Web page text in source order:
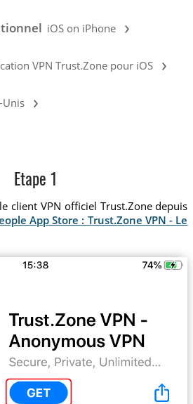
iOS on iPhone ›
VPN Trust.Zone pour iOS ›
Unis ›
Etape 1
client VPN officiel Trust.Zone depuis
App Store : Trust.Zone VPN - Le